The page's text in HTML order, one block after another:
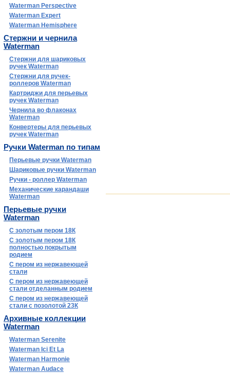
Waterman Perspective
Waterman Expert
Waterman Hemisphere
Стержни и чернила
Waterman
Стержни для шариковых
ручек Waterman
Стержни для ручек-
роллеров Waterman
Картриджи для перьевых
ручек Waterman
Чернила во флаконах
Waterman
Конвертеры для перьевых
ручек Waterman
Ручки Waterman по типам
Перьевые ручки Waterman
Шариковые ручки Waterman
Ручки - роллер Waterman
Механические карандаши
Waterman
Перьевые ручки
Waterman
С золотым пером 18К
С золотым пером 18К
полностью покрытым
родием
С пером из нержавеющей
стали
С пером из нержавеющей
стали отделанным родием
С пером из нержавеющей
стали с позолотой 23К
Архивные коллекции
Waterman
Waterman Serenite
Waterman Ici Et La
Waterman Harmonie
Waterman Audace